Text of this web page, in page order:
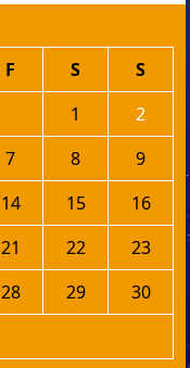
F S
S
1
2
7 8
9
14 15
16
21 22
23
28 29
30